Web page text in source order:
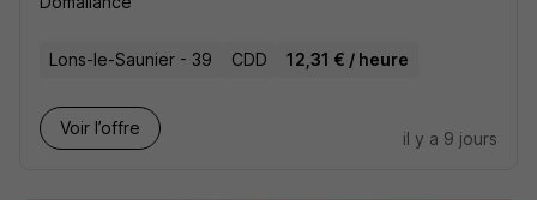
Lons-le-Saunier - 39 CDD 12,31 € / heure
Voir l’offre
il y a 9 jours